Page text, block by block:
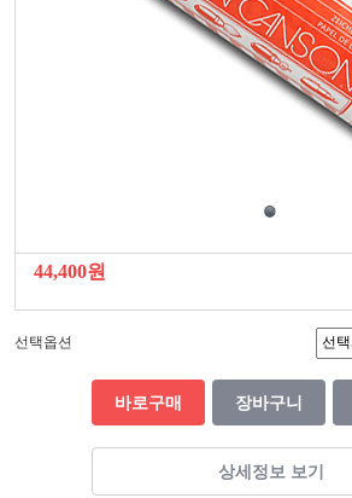
44,400원
선택옵션
바로구매 장바구니
상세정보 보기